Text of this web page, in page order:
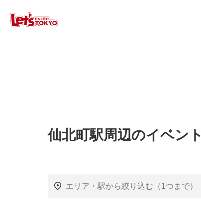
仙北町駅周辺のイベント